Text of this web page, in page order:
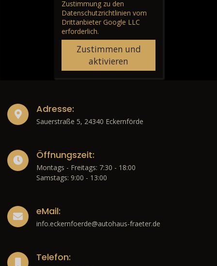
Zustimmung zu den
Datenschutzrichtlinien vom
Drittanbieter Google LLC
erforderlich.
Zustimmen und
aktivieren
Adresse:
Sauerstraße 5, 24340 Eckernförde
Öffnungszeit:
Montags - Freitags: 7:30 - 18:00
Samstags: 9:00 - 13:00
eMail:
info.eckernfoerde@autohaus-fraeter.de
Telefon: